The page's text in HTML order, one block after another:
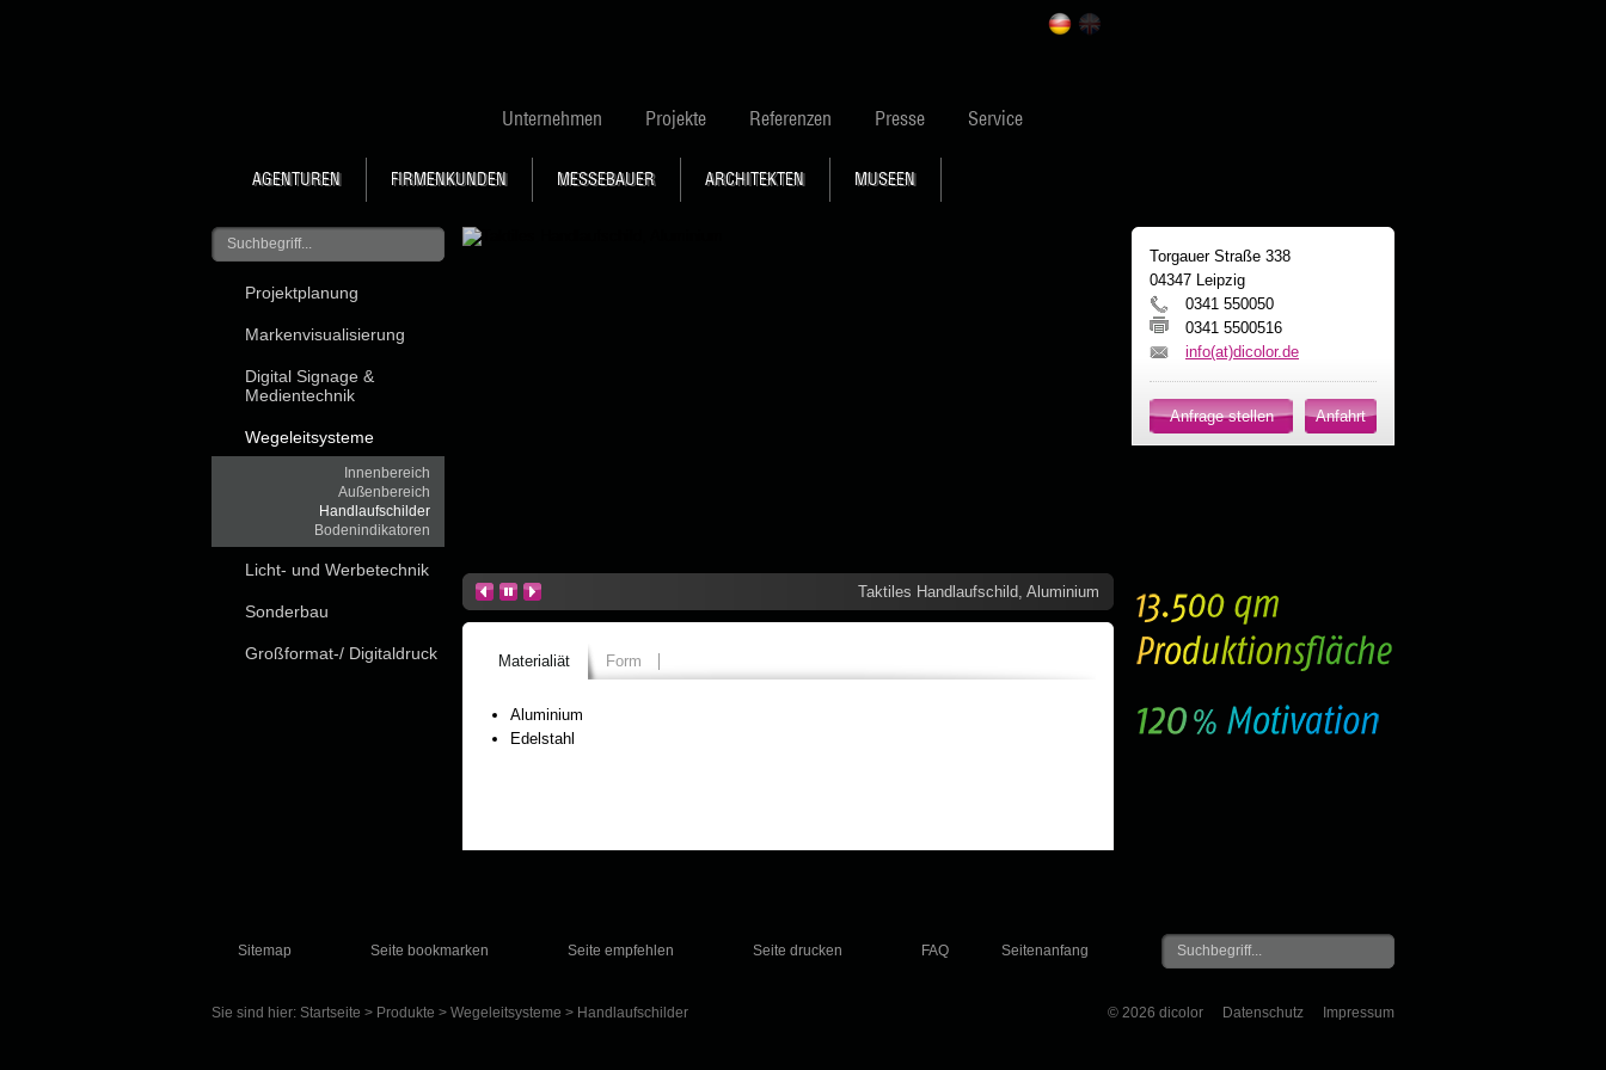
Unternehmen Projekte Referenzen Presse Service
AGENTUREN FIRMENKUNDEN MESSEBAUER ARCHITEKTEN MUSEEN
Projektplanung
Markenvisualisierung
Digital Signage &
Medientechnik
Wegeleitsysteme
Innenbereich
Außenbereich
Handlaufschilder
Bodenindikatoren
Licht- und Werbetechnik
Sonderbau
Großformat-/ Digitaldruck
Taktiles Handlaufschild, Aluminium
Materialiät Form
Aluminium
Edelstahl
Torgauer Straße 338
04347 Leipzig
0341 550050
0341 5500516
info(at)dicolor.de
Anfrage stellen Anfahrt
Sitemap Seite bookmarken Seite empfehlen Seite drucken FAQ Seitenanfang
Sie sind hier: Startseite > Produkte > Wegeleitsysteme > Handlaufschilder © 2026 dicolor Datenschutz Impressum